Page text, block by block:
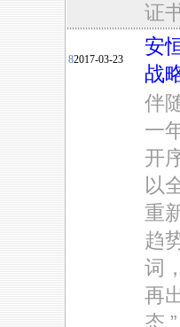
证
82017-03-23
安
战
伴
一
开
以
重
趋
词
再